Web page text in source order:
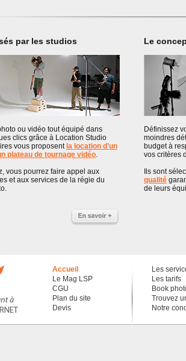
par les studios
ou vidéo tout équipé dans
clics grâce à Location Studio
vous proposentla location d’un
plateau de tournage vidéo
vous pourrez faire appel aux
et aux services de la régie du
Le
Définissez
moindres
budget à
vos critères
Ils sont
qualité
de leurs
Accueil
Le Mag LSP
CGU
Plan du site
Devis
Les
Les tarifs
Book
Trouvez
Notre